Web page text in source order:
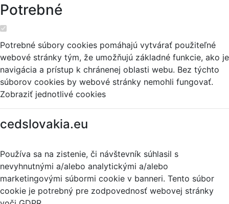
Potrebné
Potrebné súbory cookies pomáhajú vytvárať použiteľné
webové stránky tým, že umožňujú základné funkcie, ako je
navigácia a prístup k chránenej oblasti webu. Bez týchto
súborov cookies by webové stránky nemohli fungovať.
Zobraziť jednotlivé cookies
cedslovakia.eu
Používa sa na zistenie, či návštevník súhlasil s
nevyhnutnými a/alebo analytickými a/alebo
marketingovými súbormi cookie v banneri. Tento súbor
cookie je potrebný pre zodpovednosť webovej stránky